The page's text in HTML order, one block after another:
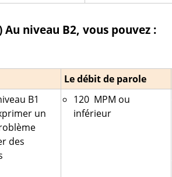
Au niveau B2, vous pouvez :
Le débit de parole
B1
un
des
120 MPM ou
inférieur